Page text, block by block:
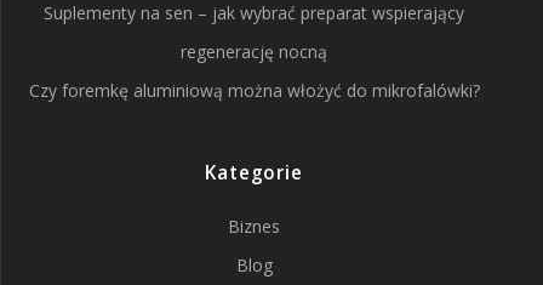
Suplementy na sen – jak wybrać preparat wspierający
regenerację nocną
Czy foremkę aluminiową można włożyć do mikrofalówki?
Kategorie
Biznes
Blog